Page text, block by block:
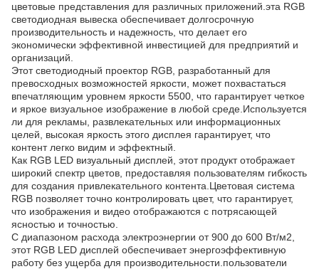
цветовые представления для различных приложений.эта RGB
светодиодная вывеска обеспечивает долгосрочную
производительность и надежность, что делает его
экономически эффективной инвестицией для предприятий и
организаций.
Этот светодиодный проектор RGB, разработанный для
превосходных возможностей яркости, может похвастаться
впечатляющим уровнем яркости 5500, что гарантирует четкое
и яркое визуальное изображение в любой среде.Используется
ли для рекламы, развлекательных или информационных
целей, высокая яркость этого дисплея гарантирует, что
контент легко видим и эффектный.
Как RGB LED визуальный дисплей, этот продукт отображает
широкий спектр цветов, предоставляя пользователям гибкость
для создания привлекательного контента.Цветовая система
RGB позволяет точно контролировать цвет, что гарантирует,
что изображения и видео отображаются с потрясающей
ясностью и точностью.
С диапазоном расхода электроэнергии от 900 до 600 Вт/м2,
этот RGB LED дисплей обеспечивает энергоэффективную
работу без ущерба для производительности.пользователи